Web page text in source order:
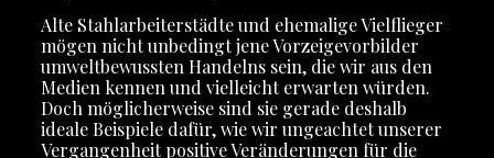
Alte Stahlarbeiterstädte und ehemalige Vielflieger
mögen nicht unbedingt jene Vorzeigevorbilder
umweltbewussten Handelns sein, die wir aus den
Medien kennen und vielleicht erwarten würden.
Doch möglicherweise sind sie gerade deshalb
ideale Beispiele dafür, wie wir ungeachtet unserer
Vergangenheit positive Veränderungen für die